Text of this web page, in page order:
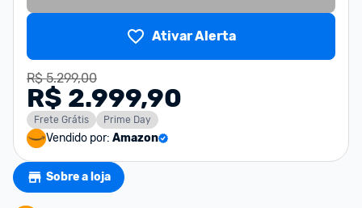
Ativar Alerta
R$ 5.299,00
R$ 2.999,90
Frete Grátis Prime Day
Vendido por: Amazon
Sobre a loja